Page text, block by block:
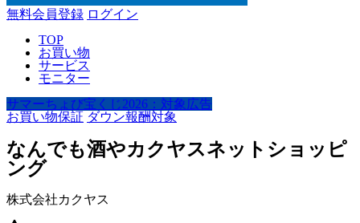
無料会員登録 ログイン
TOP
お買い物
サービス
モニター
サマーちょび宝くじ2026：対象広告
お買い物保証 ダウン報酬対象
なんでも酒やカクヤスネットショッピ
ング
株式会社カクヤス